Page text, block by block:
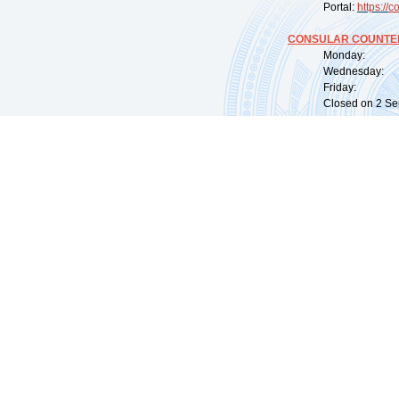
Portal: https://
CONSULAR
Monday:
Wednesday:
Friday:
Closed on 2